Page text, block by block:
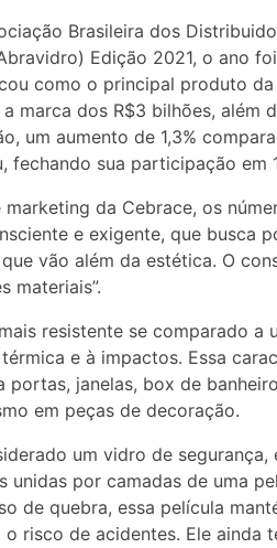
Brasileira dos
Edição 2021, o ano
como o principal produto
marca dos R$3 bilhões, além
um aumento de 1,3%
sua participação em
da Cebrace, os
e exigente, que busca
vão além da estética. O
materiais”.
resistente se comparado a
e à impactos. Essa
janelas, box de
em peças de decoração.
um vidro de segurança,
por camadas de uma
de quebra, essa película
risco de acidentes. Ele ainda